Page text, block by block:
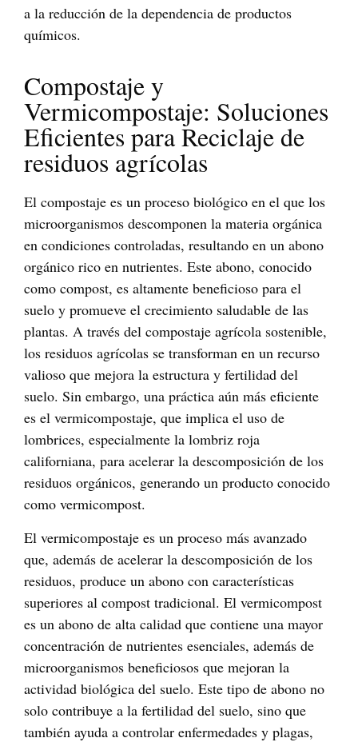
a la reducción de la dependencia de productos
químicos.
Compostaje y
Vermicompostaje: Soluciones
Eficientes para Reciclaje de
residuos agrícolas
El compostaje es un proceso biológico en el que los
microorganismos descomponen la materia orgánica
en condiciones controladas, resultando en un abono
orgánico rico en nutrientes. Este abono, conocido
como compost, es altamente beneficioso para el
suelo y promueve el crecimiento saludable de las
plantas. A través del compostaje agrícola sostenible,
los residuos agrícolas se transforman en un recurso
valioso que mejora la estructura y fertilidad del
suelo. Sin embargo, una práctica aún más eficiente
es el vermicompostaje, que implica el uso de
lombrices, especialmente la lombriz roja
californiana, para acelerar la descomposición de los
residuos orgánicos, generando un producto conocido
como vermicompost.
El vermicompostaje es un proceso más avanzado
que, además de acelerar la descomposición de los
residuos, produce un abono con características
superiores al compost tradicional. El vermicompost
es un abono de alta calidad que contiene una mayor
concentración de nutrientes esenciales, además de
microorganismos beneficiosos que mejoran la
actividad biológica del suelo. Este tipo de abono no
solo contribuye a la fertilidad del suelo, sino que
también ayuda a controlar enfermedades y plagas,